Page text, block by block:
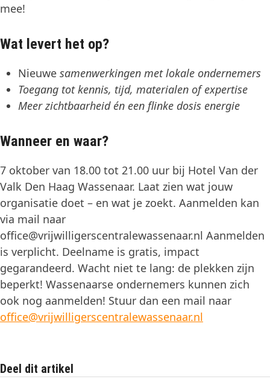
mee!
Wat levert het op?
Nieuwe samenwerkingen met lokale ondernemers
Toegang tot kennis, tijd, materialen of expertise
Meer zichtbaarheid én een flinke dosis energie
Wanneer en waar?
7 oktober van 18.00 tot 21.00 uur bij Hotel Van der
Valk Den Haag Wassenaar. Laat zien wat jouw
organisatie doet – en wat je zoekt. Aanmelden kan
via mail naar
office@vrijwilligerscentralewassenaar.nl Aanmelden
is verplicht. Deelname is gratis, impact
gegarandeerd. Wacht niet te lang: de plekken zijn
beperkt! Wassenaarse ondernemers kunnen zich
ook nog aanmelden! Stuur dan een mail naar
office@vrijwilligerscentralewassenaar.nl
Deel dit artikel